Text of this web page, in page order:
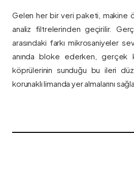
Gelen her bir veri paketi, makine
analiz filtrelerinden geçirilir.
arasındaki farkı mikrosaniyeler
anında bloke ederken, gerçek
köprülerinin sunduğu bu ileri
korunaklı limanda yer almalarını